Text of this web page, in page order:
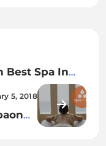
Best Spa In
5, 2018